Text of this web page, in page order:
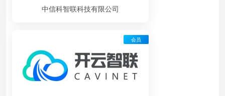
中信科智联科技有限公司
会员